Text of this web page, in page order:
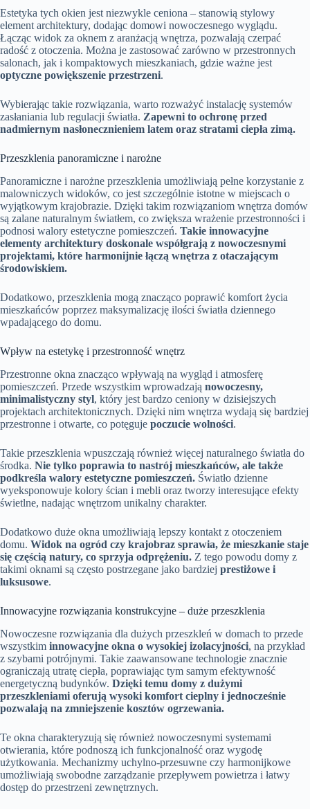
Estetyka tych okien jest niezwykle ceniona – stanowią stylowy
element architektury, dodając domowi nowoczesnego wyglądu.
Łącząc widok za oknem z aranżacją wnętrza, pozwalają czerpać
radość z otoczenia. Można je zastosować zarówno w przestronnych
salonach, jak i kompaktowych mieszkaniach, gdzie ważne jest
optyczne powiększenie przestrzeni.
Wybierając takie rozwiązania, warto rozważyć instalację systemów
zasłaniania lub regulacji światła. Zapewni to ochronę przed
nadmiernym nasłonecznieniem latem oraz stratami ciepła zimą.
Przeszklenia panoramiczne i narożne
Panoramiczne i narożne przeszklenia umożliwiają pełne korzystanie z
malowniczych widoków, co jest szczególnie istotne w miejscach o
wyjątkowym krajobrazie. Dzięki takim rozwiązaniom wnętrza domów
są zalane naturalnym światłem, co zwiększa wrażenie przestronności i
podnosi walory estetyczne pomieszczeń. Takie innowacyjne
elementy architektury doskonale współgrają z nowoczesnymi
projektami, które harmonijnie łączą wnętrza z otaczającym
środowiskiem.
Dodatkowo, przeszklenia mogą znacząco poprawić komfort życia
mieszkańców poprzez maksymalizację ilości światła dziennego
wpadającego do domu.
Wpływ na estetykę i przestronność wnętrz
Przestronne okna znacząco wpływają na wygląd i atmosferę
pomieszczeń. Przede wszystkim wprowadzają nowoczesny,
minimalistyczny styl, który jest bardzo ceniony w dzisiejszych
projektach architektonicznych. Dzięki nim wnętrza wydają się bardziej
przestronne i otwarte, co potęguje poczucie wolności.
Takie przeszklenia wpuszczają również więcej naturalnego światła do
środka. Nie tylko poprawia to nastrój mieszkańców, ale także
podkreśla walory estetyczne pomieszczeń. Światło dzienne
wyeksponowuje kolory ścian i mebli oraz tworzy interesujące efekty
świetlne, nadając wnętrzom unikalny charakter.
Dodatkowo duże okna umożliwiają lepszy kontakt z otoczeniem
domu. Widok na ogród czy krajobraz sprawia, że mieszkanie staje
się częścią natury, co sprzyja odprężeniu. Z tego powodu domy z
takimi oknami są często postrzegane jako bardziej prestiżowe i
luksusowe.
Innowacyjne rozwiązania konstrukcyjne – duże przeszklenia
Nowoczesne rozwiązania dla dużych przeszkleń w domach to przede
wszystkim innowacyjne okna o wysokiej izolacyjności, na przykład
z szybami potrójnymi. Takie zaawansowane technologie znacznie
ograniczają utratę ciepła, poprawiając tym samym efektywność
energetyczną budynków. Dzięki temu domy z dużymi
przeszkleniami oferują wysoki komfort cieplny i jednocześnie
pozwalają na zmniejszenie kosztów ogrzewania.
Te okna charakteryzują się również nowoczesnymi systemami
otwierania, które podnoszą ich funkcjonalność oraz wygodę
użytkowania. Mechanizmy uchylno-przesuwne czy harmonijkowe
umożliwiają swobodne zarządzanie przepływem powietrza i łatwy
dostęp do przestrzeni zewnętrznych.